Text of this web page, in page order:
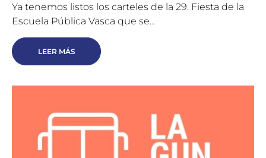
Ya tenemos listos los carteles de la 29. Fiesta de la
Escuela Pública Vasca que se...
LEER MÁS